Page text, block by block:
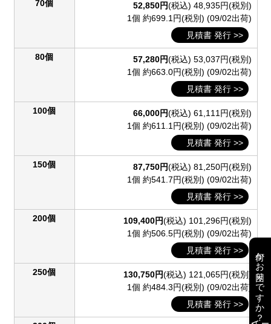
70個 52,850円(税込) 48,935円(税別)
1個 約699.1円(税別) (09/02出荷)
見積書 発行 >>
80個 57,280円(税込) 53,037円(税別)
1個 約663.0円(税別) (09/02出荷)
見積書 発行 >>
100個 66,000円(税込) 61,111円(税別)
1個 約611.1円(税別) (09/02出荷)
見積書 発行 >>
150個 87,750円(税込) 81,250円(税別)
1個 約541.7円(税別) (09/02出荷)
見積書 発行 >>
200個 109,400円(税込) 101,296円(税別)
1個 約506.5円(税別) (09/02出荷)
見積書 発行 >>
250個 130,750円(税込) 121,065円(税別)
1個 約484.3円(税別) (09/02出荷)
見積書 発行 >>
何かお困りですか？